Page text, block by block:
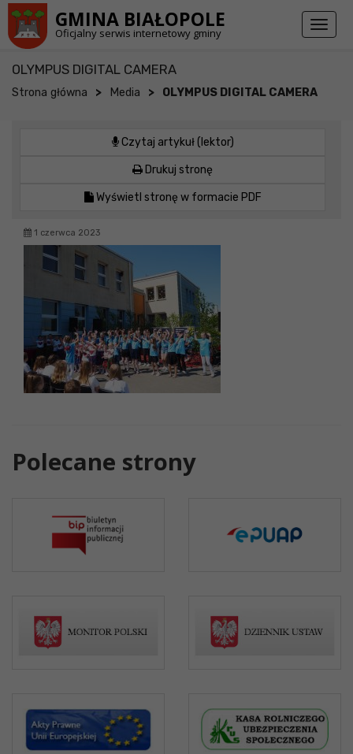
GMINA BIAŁOPOLE
Oficjalny serwis internetowy gminy
Toggle
OLYMPUS DIGITAL CAMERA
Strona główna > Media > OLYMPUS DIGITAL CAMERA
Czytaj artykuł (lektor)
Drukuj stronę
Wyświetl stronę w formacie PDF
1 czerwca 2023
Polecane strony